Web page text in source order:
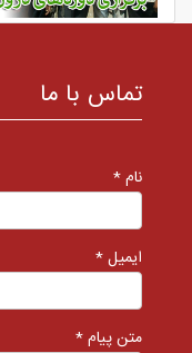
تماس با ما
نام *
ایمیل *
متن پیام *